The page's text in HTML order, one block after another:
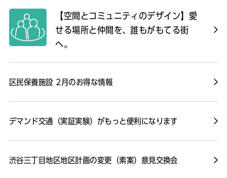
【空間とコミュニティのデザイン】愛
せる場所と仲間を、誰もがもてる街
へ。
区民保養施設 2月のお得な情報
デマンド交通（実証実験）がもっと便利になります
渋谷三丁目地区地区計画の変更（素案）意見交換会